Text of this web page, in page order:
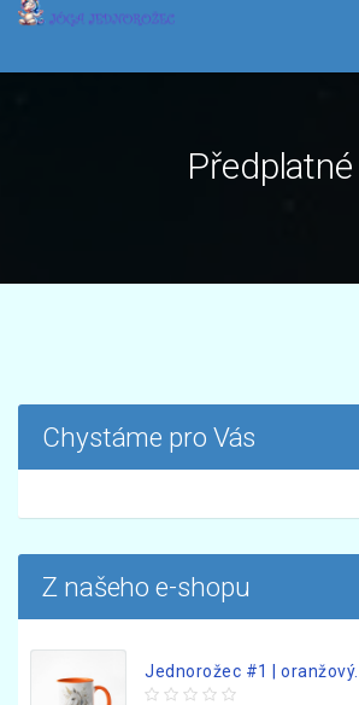
Předplatné
Chystáme pro Vás
Z našeho e-shopu
Jednorožec #1 | oranžový...